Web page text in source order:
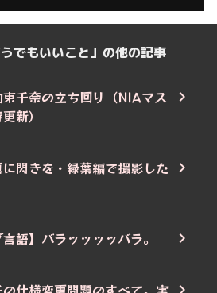
でもいいこと」の他の記事
束千奈の立ち回り（NIAマス
新）
に閃きを・緑葉編で撮影した
言語】バラッッッッバラ。